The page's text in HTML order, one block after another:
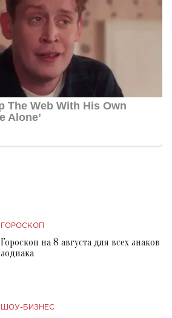
ГОРОСКОП
Гороскоп на 8 августа для всех знаков
зодиака
ШОУ-БИЗНЕС